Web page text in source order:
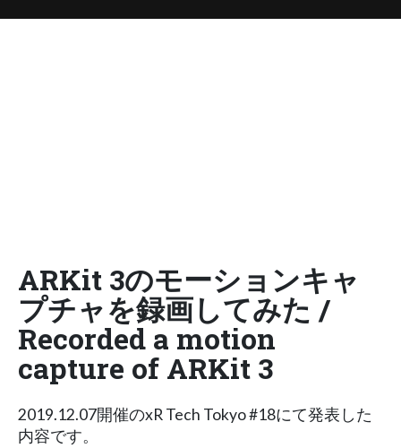
ARKit 3のモーションキャ
プチャを録画してみた /
Recorded a motion
capture of ARKit 3
2019.12.07開催のxR Tech Tokyo #18にて発表した
内容です。